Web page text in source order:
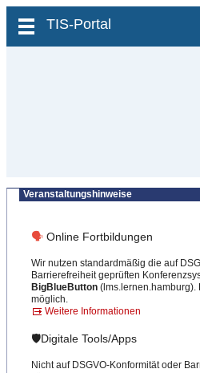
zum Inhalt wechseln
TIS-Portal
Veranstaltungshinweise
🗣 Online Fortbildungen
Wir nutzen standardmäßig die auf
Barrierefreiheit geprüften
BigBlueButton (lms.lernen.hamburg).
möglich.
Weitere Informationen
🛡️Digitale Tools/Apps
Nicht auf DSGVO-Konformität oder